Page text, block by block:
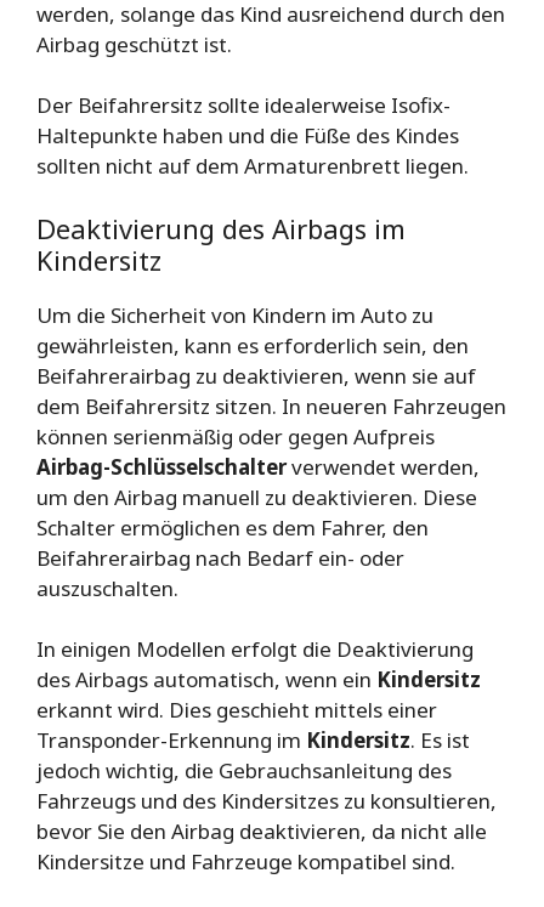
werden, solange das Kind ausreichend durch den
Airbag geschützt ist.
Der Beifahrersitz sollte idealerweise Isofix-
Haltepunkte haben und die Füße des Kindes
sollten nicht auf dem Armaturenbrett liegen.
Deaktivierung des Airbags im
Kindersitz
Um die Sicherheit von Kindern im Auto zu
gewährleisten, kann es erforderlich sein, den
Beifahrerairbag zu deaktivieren, wenn sie auf
dem Beifahrersitz sitzen. In neueren Fahrzeugen
können serienmäßig oder gegen Aufpreis
Airbag-Schlüsselschalterverwendet werden,
um den Airbag manuell zu deaktivieren. Diese
Schalter ermöglichen es dem Fahrer, den
Beifahrerairbag nach Bedarf ein- oder
auszuschalten.
In einigen Modellen erfolgt die Deaktivierung
des Airbags automatisch, wenn ein Kindersitz
erkannt wird. Dies geschieht mittels einer
Transponder-Erkennung im Kindersitz. Es ist
jedoch wichtig, die Gebrauchsanleitung des
Fahrzeugs und des Kindersitzes zu konsultieren,
bevor Sie den Airbag deaktivieren, da nicht alle
Kindersitze und Fahrzeuge kompatibel sind.